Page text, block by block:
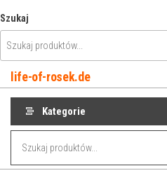
do
treści
Szukaj
life-of-rosek.de
Kategorie